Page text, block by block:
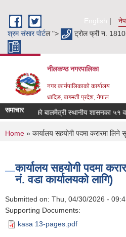
English
श्रम संसार पाेर्टल "> ट्रोल फ्री न.
नीलकण्ठ नगरपालिका
नगर कार्यपालिकाको कार्यालय
धादिङ, बागमती प्रदेश, नेपाल
समाचार बालमैत्री स्थानीय शासनका ५१
You are here
Home » कार्यालय सहयोगी पदमा करारमा
कार्यालय सहयोगी पदमा
नं. वडा कार्यालयको लागि)
Submitted on: Thu, 04/30/2026 -
Supporting Documents:
kasa 13-pages.pdf